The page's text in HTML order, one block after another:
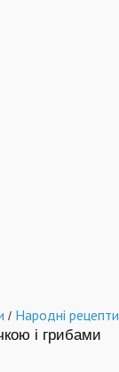
/ Народні рецепти
і грибами